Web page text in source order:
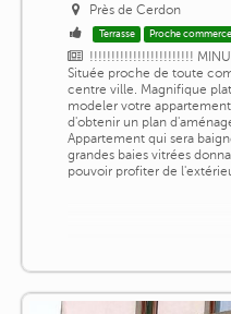
Près de Cerdon
Terrasse Proche
!!!!!!!!!!!!!!!!!!!!!!!!
Située proche de toute
centre ville. Magnifique
modeler votre
d'obtenir un plan
Appartement qui sera
grandes baies vitrées
pouvoir profiter de